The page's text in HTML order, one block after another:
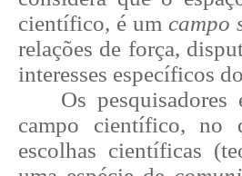
científico, é umcampo
relações de força,
interesses específicos
Os
campo científico, no
escolhas científicas